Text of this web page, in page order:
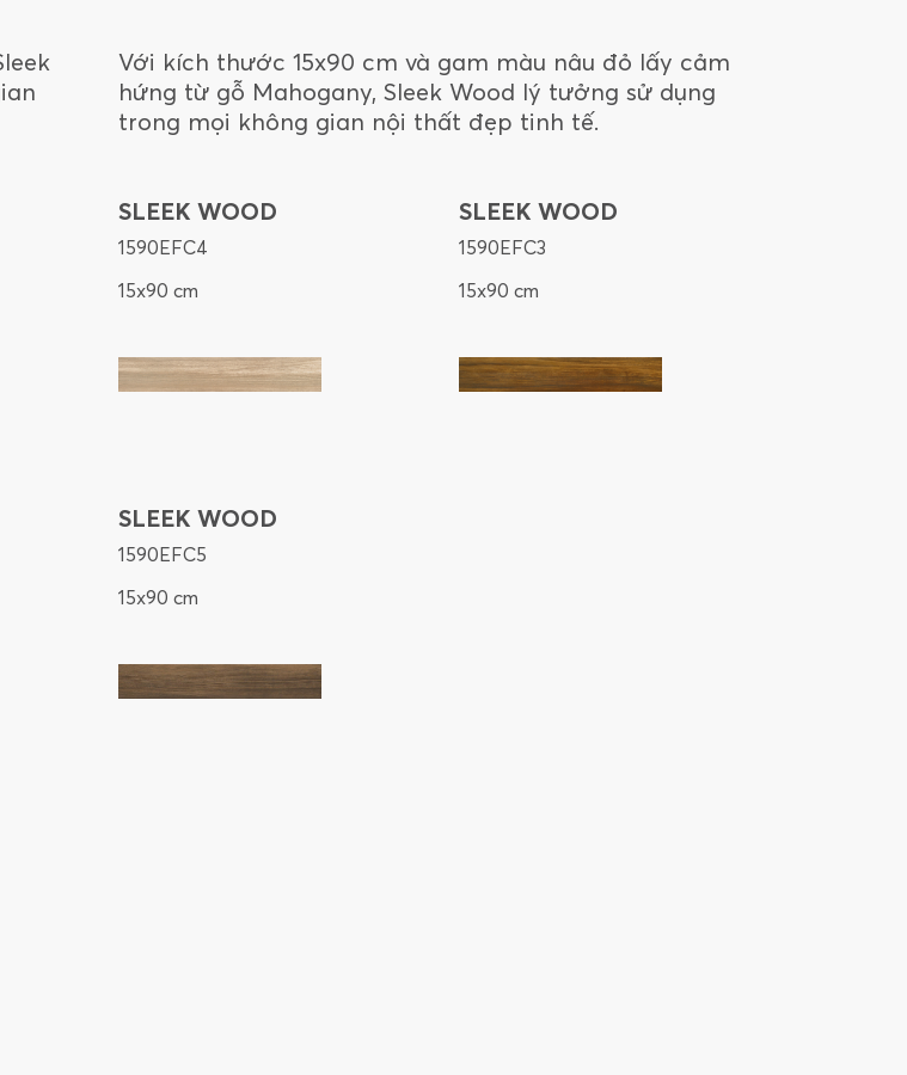
Với kích thước 15x90 cm và gam màu nâu đỏ lấy cảm
hứng từ gỗ Mahogany, Sleek Wood lý tưởng sử dụng
trong mọi không gian nội thất đẹp tinh tế.
SLEEK WOOD
1590EFC4
15x90 cm
SLEEK WOOD
1590EFC3
15x90 cm
SLEEK WOOD
1590EFC5
15x90 cm